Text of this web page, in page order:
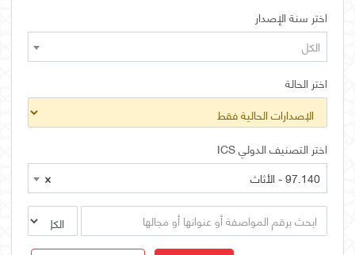
اختر سنة الإصدار
الكل
اختر الحالة
اختر التصنيف الدولي ICS
×
97.140 - الأثاث